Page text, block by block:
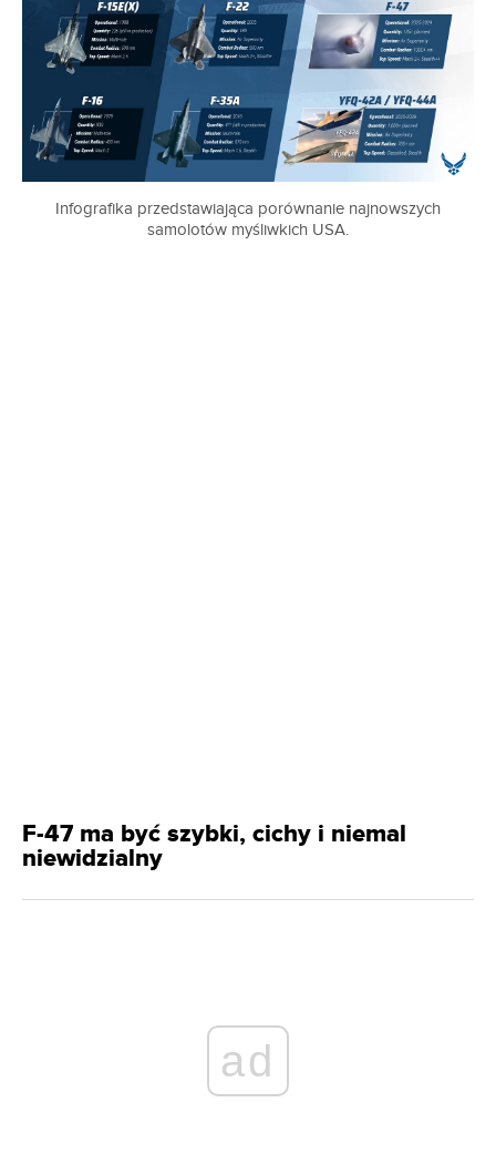
Infografika przedstawiająca porównanie najnowszych
samolotów myśliwkich USA.
F-47 ma być szybki, cichy i niemal
niewidzialny
ad